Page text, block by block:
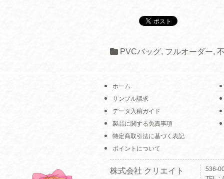
PVCバッグ, フルオーダー,
ホーム
サンプル請求
データ入稿ガイド
製品に関する免責事項
特定商取引法に基づく表記
ポイントについて
株式会社 クリエイト
536-